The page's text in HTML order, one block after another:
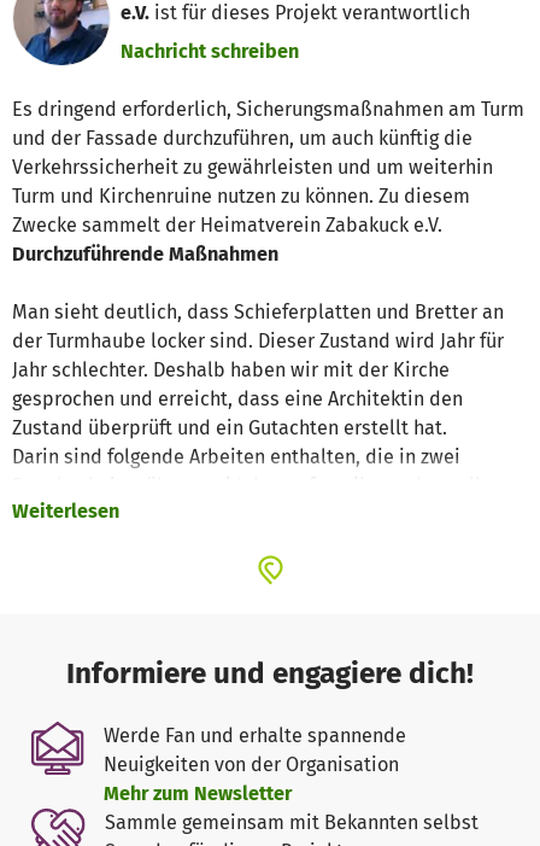
e.V. ist für dieses Projekt verantwortlich
Nachricht schreiben
Es dringend erforderlich, Sicherungsmaßnahmen am Turm
und der Fassade durchzuführen, um auch künftig die
Verkehrssicherheit zu gewährleisten und um weiterhin
Turm und Kirchenruine nutzen zu können. Zu diesem
Zwecke sammelt der Heimatverein Zabakuck e.V.
Durchzuführende Maßnahmen
Man sieht deutlich, dass Schieferplatten und Bretter an
der Turmhaube locker sind. Dieser Zustand wird Jahr für
Jahr schlechter. Deshalb haben wir mit der Kirche
gesprochen und erreicht, dass eine Architektin den
Zustand überprüft und ein Gutachten erstellt hat.
Darin sind folgende Arbeiten enthalten, die in zwei
ausgebessert werden, um die Statik wieder herzustellen.
Blitzableiter erneuern
3. der Verputz und Anstrich des Turms
4. der Glockenstuhl muss ausgebessert werden, damit die
Glocken wieder sicher hängen und geläutet werden
können
5. Nistkästen für die ansässigen Turmfalken und
Schleiereulen
Weiterlesen
Informiere und engagiere dich!
Werde Fan und erhalte spannende
Neuigkeiten von der Organisation
Mehr zum Newsletter
Sammle gemeinsam mit Bekannten selbst